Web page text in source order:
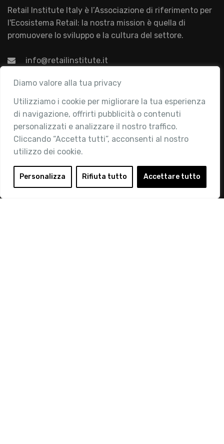
Diamo valore alla tua privacy
Utilizziamo i cookie per migliorare la tua esperienza
di navigazione, offrirti pubblicità o contenuti
personalizzati e analizzare il nostro traffico.
Cliccando “Accetta tutti”, acconsenti al nostro
utilizzo dei cookie.
Personalizza Rifiuta tutto Accettare tutto
Retail Institute Italy è l’Associazione di riferimento per
l'Ecosistema Retail: la nostra mission è quella di
promuovere lo sviluppo e la cultura del settore.
info@retailinstitute.it
Associazione
Chi siamo
Attività
Contatti
Area Riservata
Login
Diventa Socio